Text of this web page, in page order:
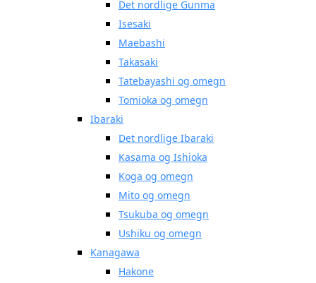
Det nordlige Gunma
Isesaki
Maebashi
Takasaki
Tatebayashi og omegn
Tomioka og omegn
Ibaraki
Det nordlige Ibaraki
Kasama og Ishioka
Koga og omegn
Mito og omegn
Tsukuba og omegn
Ushiku og omegn
Kanagawa
Hakone